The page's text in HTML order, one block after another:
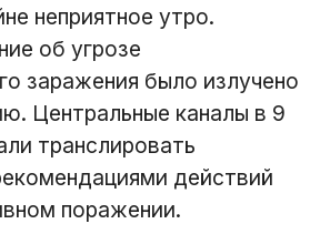
неприятное утро.
об угрозе
заражения было излучено
Центральные каналы в 9
транслировать
действий
поражении.